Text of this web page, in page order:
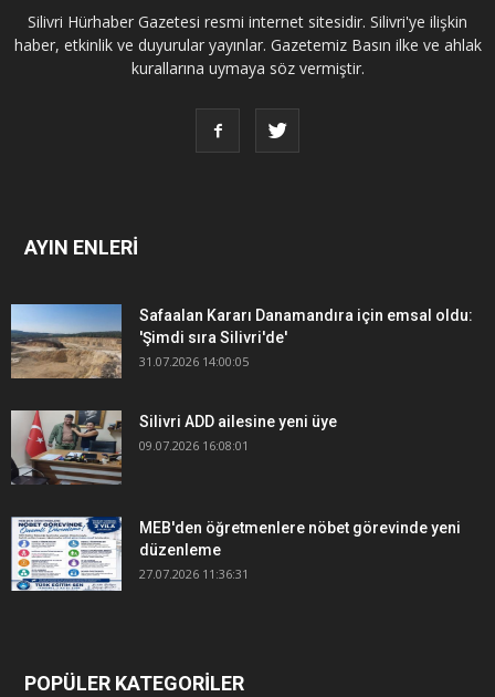
Silivri Hürhaber Gazetesi resmi internet sitesidir. Silivri'ye ilişkin
haber, etkinlik ve duyurular yayınlar. Gazetemiz Basın ilke ve ahlak
kurallarına uymaya söz vermiştir.
AYIN ENLERİ
Safaalan Kararı Danamandıra için emsal oldu:
'Şimdi sıra Silivri'de'
31.07.2026 14:00:05
Silivri ADD ailesine yeni üye
09.07.2026 16:08:01
MEB'den öğretmenlere nöbet görevinde yeni
düzenleme
27.07.2026 11:36:31
POPÜLER KATEGORİLER